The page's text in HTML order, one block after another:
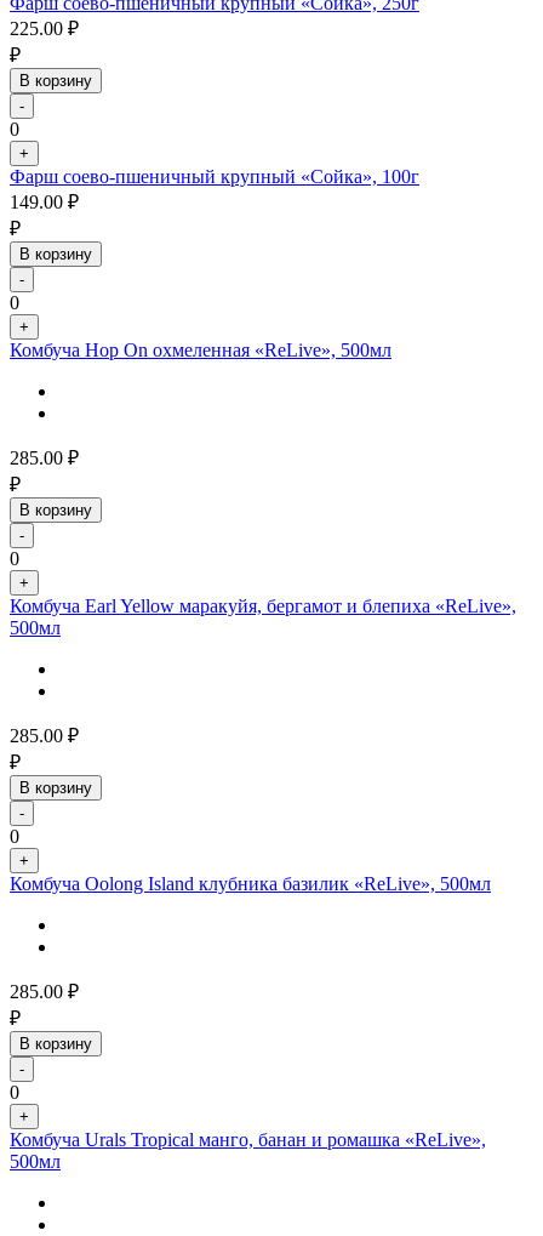
225.00 ₽
₽
В корзину
-
0
+
Фарш соево-пшеничный крупный «Сойка», 100г
149.00 ₽
₽
В корзину
-
0
+
Комбуча Hop On охмеленная «ReLive», 500мл
285.00 ₽
₽
В корзину
-
0
+
Комбуча Earl Yellow маракуйя, бергамот и блепиха «ReLive»,
500мл
285.00 ₽
₽
В корзину
-
0
+
Комбуча Oolong Island клубника базилик «ReLive», 500мл
285.00 ₽
₽
В корзину
-
0
+
Комбуча Urals Tropical манго, банан и ромашка «ReLive»,
500мл